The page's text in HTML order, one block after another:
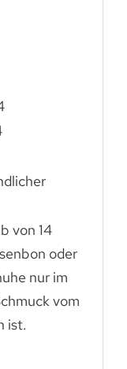
von 14
oder
nur im
vom
ist.